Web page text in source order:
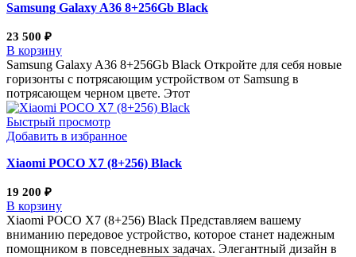
Samsung Galaxy A36 8+256Gb Black
23 500 ₽
В корзину
Samsung Galaxy A36 8+256Gb Black Откройте для себя новые
горизонты с потрясающим устройством от Samsung в
потрясающем черном цвете. Этот
Быстрый просмотр
Добавить в избранное
Xiaomi POCO X7 (8+256) Black
19 200 ₽
В корзину
Xiaomi POCO X7 (8+256) Black Представляем вашему
вниманию передовое устройство, которое станет надежным
помощником в повседневных задачах. Элегантный дизайн в